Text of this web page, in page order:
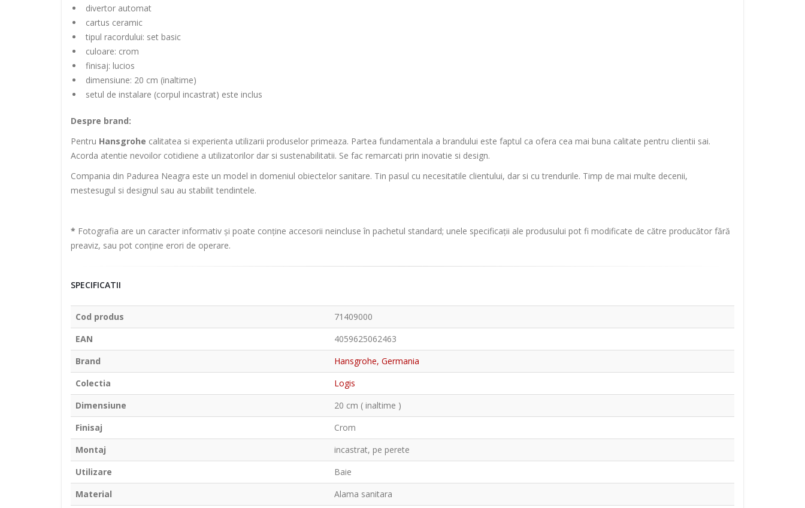
divertor automat
cartus ceramic
tipul racordului: set basic
culoare: crom
finisaj: lucios
dimensiune: 20 cm (inaltime)
setul de instalare (corpul incastrat) este inclus
Despre brand:
Pentru Hansgrohe calitatea si experienta utilizarii produselor primeaza. Partea fundamentala a brandului este faptul ca ofera cea mai buna calitate pentru clientii sai.
Acorda atentie nevoilor cotidiene a utilizatorilor dar si sustenabilitatii. Se fac remarcati prin inovatie si design.
Compania din Padurea Neagra este un model in domeniul obiectelor sanitare. Tin pasul cu necesitatile clientului, dar si cu trendurile. Timp de mai multe decenii,
mestesugul si designul sau au stabilit tendintele.
* Fotografia are un caracter informativ și poate conține accesorii neincluse în pachetul standard; unele specificații ale produsului pot fi modificate de către producător fără
preaviz, sau pot conține erori de operare.
SPECIFICATII
Cod produs
71409000
EAN
4059625062463
Brand
Hansgrohe, Germania
Colectia
Logis
Dimensiune
20 cm ( inaltime )
Finisaj
Crom
Montaj
incastrat, pe perete
Utilizare
Baie
Material
Alama sanitara